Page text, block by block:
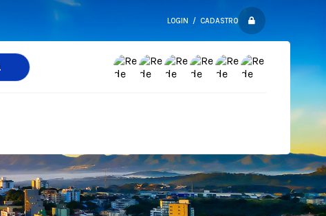
LOGIN / CADASTRO